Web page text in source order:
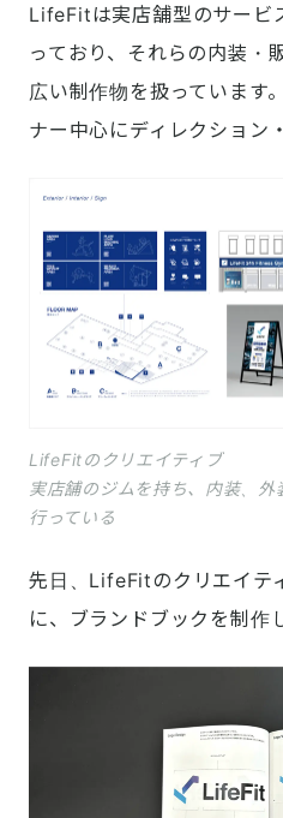
LifeFitは実店舗型のサービ
っており、それらの内装・
広い制作物を扱っています
ナー中心にディレクション
LifeFitのクリエイティブ
実店舗のジムを持ち、内装、
行っている
先日、LifeFitのクリエイテ
に、ブランドブックを制作